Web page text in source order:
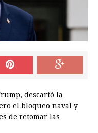
descartó la
el bloqueo naval y
de retomar las